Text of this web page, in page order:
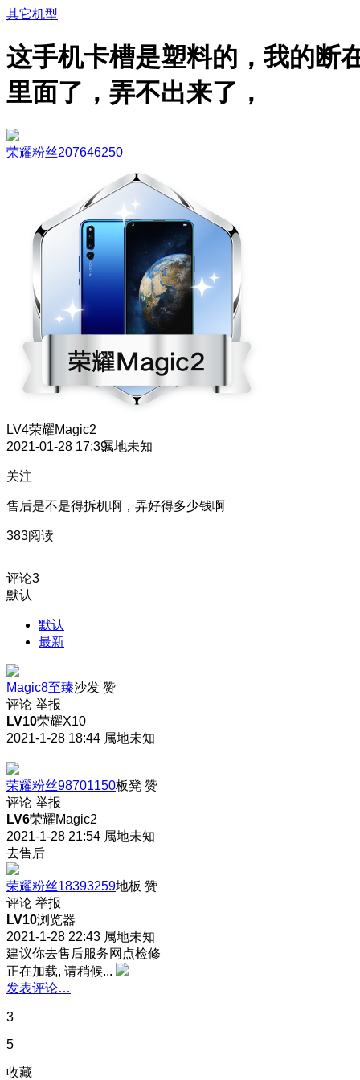
其它机型
这手机卡槽是塑料的，我的断
里面了，弄不出来了，
荣耀粉丝207646250
LV4荣耀Magic2
2021-01-28 17:39属地未知
关注
售后是不是得拆机啊，弄好得多少钱啊
383阅读
评论3
默认
默认
最新
Magic8至臻沙发 赞
评论 举报
LV10荣耀X10
2021-1-28 18:44 属地未知
荣耀粉丝98701150板凳 赞
评论 举报
LV6荣耀Magic2
2021-1-28 21:54 属地未知
去售后
荣耀粉丝18393259地板 赞
评论 举报
LV10浏览器
2021-1-28 22:43 属地未知
建议你去售后服务网点检修
正在加载, 请稍候...
发表评论…
3
5
收藏